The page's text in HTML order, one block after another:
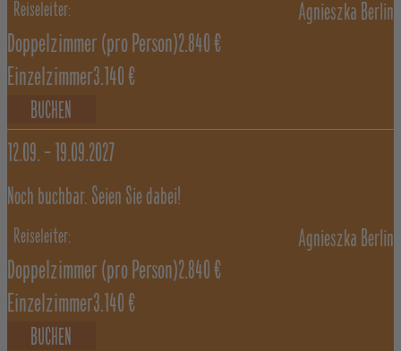
Agnieszka Berlin
Doppelzimmer (pro Person)2.840 €
Einzelzimmer3.140 €
BUCHEN
12.09. –19.09.2027
Noch buchbar. Seien Sie dabei!
Agnieszka Berlin
Doppelzimmer (pro Person)2.840 €
Einzelzimmer3.140 €
BUCHEN